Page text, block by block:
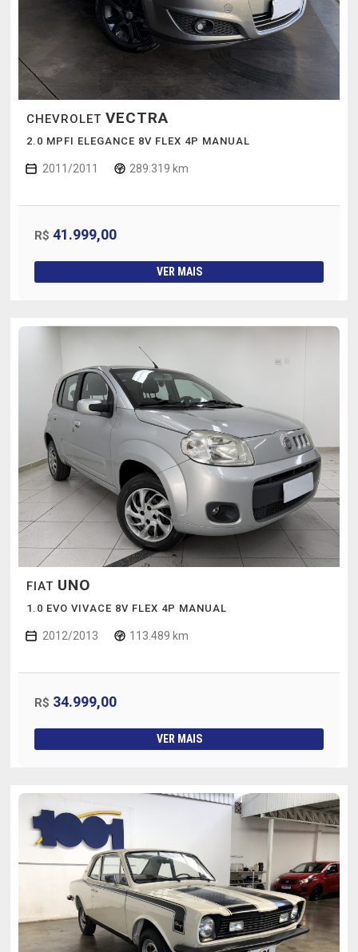
CHEVROLET VECTRA
2.0 MPFI ELEGANCE 8V FLEX 4P MANUAL
2011/2011 289.319 km
R$ 41.999,00
VER MAIS
FIAT UNO
1.0 EVO VIVACE 8V FLEX 4P MANUAL
2012/2013 113.489 km
R$ 34.999,00
VER MAIS